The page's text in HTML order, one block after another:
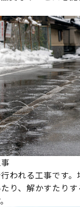
われる工事です。
り、解かすたり